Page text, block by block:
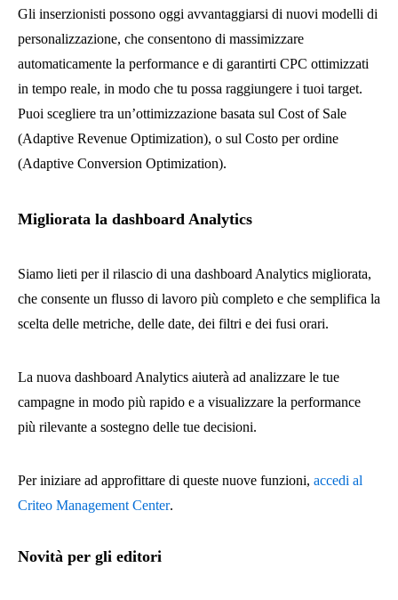
Gli inserzionisti possono oggi avvantaggiarsi di nuovi modelli di
personalizzazione, che consentono di massimizzare
automaticamente la performance e di garantirti CPC ottimizzati
in tempo reale, in modo che tu possa raggiungere i tuoi target.
Puoi scegliere tra un’ottimizzazione basata sul Cost of Sale
(Adaptive Revenue Optimization), o sul Costo per ordine
(Adaptive Conversion Optimization).
Migliorata la dashboard Analytics
Siamo lieti per il rilascio di una dashboard Analytics migliorata,
che consente un flusso di lavoro più completo e che semplifica la
scelta delle metriche, delle date, dei filtri e dei fusi orari.
La nuova dashboard Analytics aiuterà ad analizzare le tue
campagne in modo più rapido e a visualizzare la performance
più rilevante a sostegno delle tue decisioni.
Per iniziare ad approfittare di queste nuove funzioni, accedi al
Criteo Management Center.
Novità per gli editori